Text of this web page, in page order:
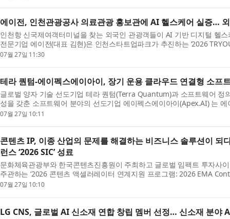
에이전, 인천관광공사 의료관광 홍보관에 AI 헬스케어 실증…
인천항 신국제여객터미널을 찾는 외국인 관광객들이 AI 기반 디지털 헬
전문기업 에이전(대표 김현)은 인천스타트업파크가 추진하는 ‘2026
07월 27일 11:30
테라 퀀텀-에이펙스에이아이, 장기 운용 클라우드 연결형 소프
글로벌 양자 기술 선도기업 테라 퀀텀(Terra Quantum)과 소프트웨어 정
성을 갖춘 소프트웨어 분야의 선도기업 에이펙스에이아이(Apex.AI) 는
07월 27일 10:11
콘텐츠 IP, 이종 산업의 문제를 해결하는 비즈니스 솔루션이
런스 ‘2026 SIC’ 성료
문화체육관광부와 한국콘텐츠진흥원이 주최하고 글로벌 임팩트 투자사
주관하는 ‘2026 콘텐츠 액셀러레이터 연계지원 프로그램: 2026 EMA
07월 27일 10:10
LG CNS, 글로벌 AI 신소재 연합 창립 멤버 선정… 신소재 분야